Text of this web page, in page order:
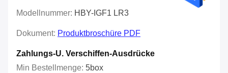
Modellnummer: HBY-IGF1 LR3
Dokument: Produktbroschüre PDF
Zahlungs-U. Verschiffen-Ausdrücke
Min Bestellmenge: 5box